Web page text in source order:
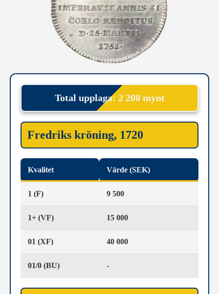
Total upplaga: 2 200 mynt
Fredriks kröning, 1720
Kvalitet Värde (SEK)
1 (F) 9 500
1+ (VF) 15 000
01 (XF) 40 000
01/0 (BU) -